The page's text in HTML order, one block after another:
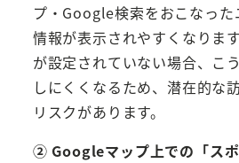
プ・Google検索をおこなっ
情報が表示されやすくなりま
が設定されていない場合、こ
しにくくなるため、潜在的な
リスクがあります。
② Googleマップ上での「ス